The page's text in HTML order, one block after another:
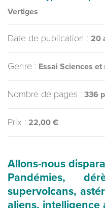
Vertiges
Date de publication : 20
Genre : Essai Sciences et
Nombre de pages : 336
Prix : 22,00 €
Allons-nous
Pandémies,
supervolcans,
aliens,